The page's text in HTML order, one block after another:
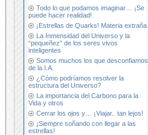
Todo lo que podamos imaginar… ¡Se
puede hacer realidad!
¡Estrellas de Quarks! Materia extraña
La Inmensidad del Universo y la
“pequeñez” de los seres vivos
inteligentes
Somos muchos los que desconfiamos
de la I.A.
¿Cómo podríamos resolver la
estructura del Universo?
La importancia del Carbono para la
Vida y otros
Cerrar los ojos y… ¡Viajar.. tan lejos!
¡Siempre soñando con llegar a las
estrellas!